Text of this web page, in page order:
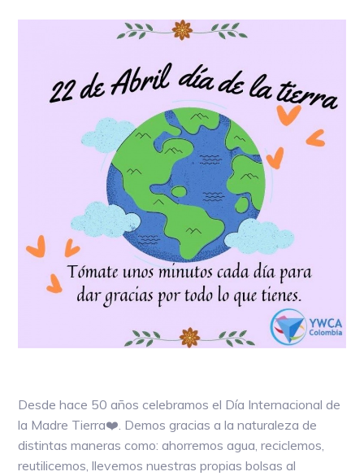
Desde hace 50 años celebramos el Día Internacional de
la Madre Tierra❤️. Demos gracias a la naturaleza de
distintas maneras como: ahorremos agua, reciclemos,
reutilicemos, llevemos nuestras propias bolsas al